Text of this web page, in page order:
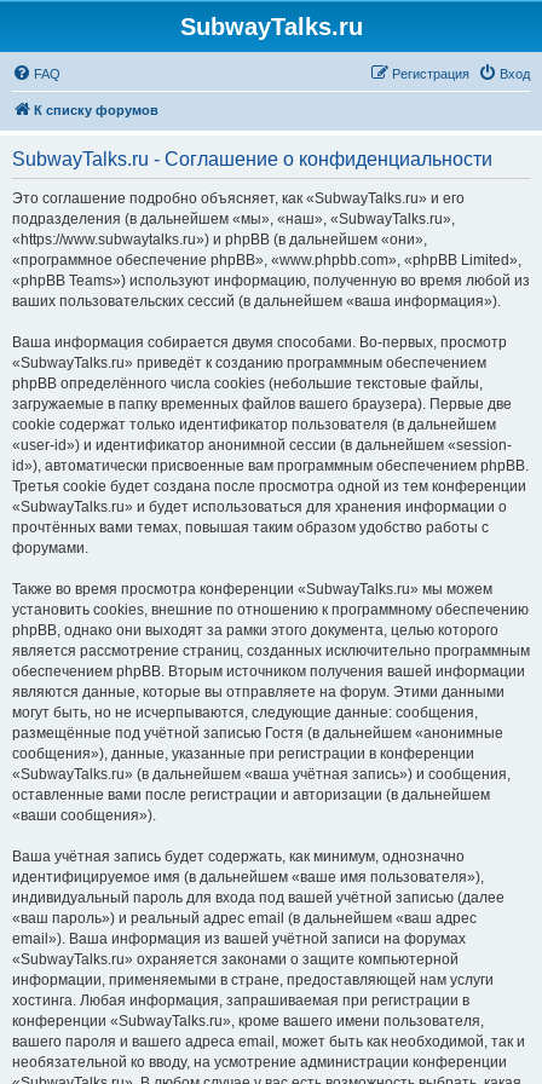
SubwayTalks.ru
FAQ Вход
Регистрация
К списку форумов
SubwayTalks.ru - Соглашение о конфиденциальности
Это соглашение подробно объясняет, как «SubwayTalks.ru» и его
подразделения (в дальнейшем «мы», «наш», «SubwayTalks.ru»,
«https://www.subwaytalks.ru») и phpBB (в дальнейшем «они»,
«программное обеспечение phpBB», «www.phpbb.com», «phpBB Limited»,
«phpBB Teams») используют информацию, полученную во время любой из
ваших пользовательских сессий (в дальнейшем «ваша информация»).
Ваша информация собирается двумя способами. Во-первых, просмотр
«SubwayTalks.ru» приведёт к созданию программным обеспечением
phpBB определённого числа cookies (небольшие текстовые файлы,
загружаемые в папку временных файлов вашего браузера). Первые две
cookie содержат только идентификатор пользователя (в дальнейшем
«user-id») и идентификатор анонимной сессии (в дальнейшем «session-
id»), автоматически присвоенные вам программным обеспечением phpBB.
Третья cookie будет создана после просмотра одной из тем конференции
«SubwayTalks.ru» и будет использоваться для хранения информации о
прочтённых вами темах, повышая таким образом удобство работы с
форумами.
Также во время просмотра конференции «SubwayTalks.ru» мы можем
установить cookies, внешние по отношению к программному обеспечению
phpBB, однако они выходят за рамки этого документа, целью которого
является рассмотрение страниц, созданных исключительно программным
обеспечением phpBB. Вторым источником получения вашей информации
являются данные, которые вы отправляете на форум. Этими данными
могут быть, но не исчерпываются, следующие данные: сообщения,
размещённые под учётной записью Гостя (в дальнейшем «анонимные
сообщения»), данные, указанные при регистрации в конференции
«SubwayTalks.ru» (в дальнейшем «ваша учётная запись») и сообщения,
оставленные вами после регистрации и авторизации (в дальнейшем
«ваши сообщения»).
Ваша учётная запись будет содержать, как минимум, однозначно
идентифицируемое имя (в дальнейшем «ваше имя пользователя»),
индивидуальный пароль для входа под вашей учётной записью (далее
«ваш пароль») и реальный адрес email (в дальнейшем «ваш адрес
email»). Ваша информация из вашей учётной записи на форумах
«SubwayTalks.ru» охраняется законами о защите компьютерной
информации, применяемыми в стране, предоставляющей нам услуги
хостинга. Любая информация, запрашиваемая при регистрации в
конференции «SubwayTalks.ru», кроме вашего имени пользователя,
вашего пароля и вашего адреса email, может быть как необходимой, так и
необязательной ко вводу, на усмотрение администрации конференции